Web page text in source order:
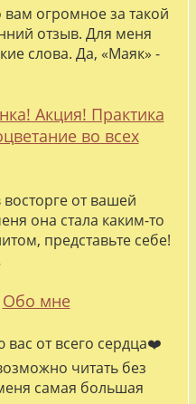
огромное за такой
отзыв. Для меня
слова. Да, «Маяк» -
Акция! Практика
во всех
восторге от вашей
она стала каким-то
представьте себе!
Обо мне
от всего сердца❤️
читать без
самая большая